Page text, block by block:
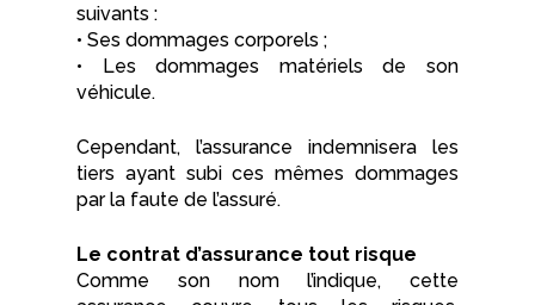
suivants :
• Ses dommages corporels ;
• Les dommages matériels de son
véhicule.
Cependant, l’assurance indemnisera les
tiers ayant subi ces mêmes dommages
par la faute de l’assuré.
Le contrat d’assurance tout risque
Comme son nom l’indique, cette